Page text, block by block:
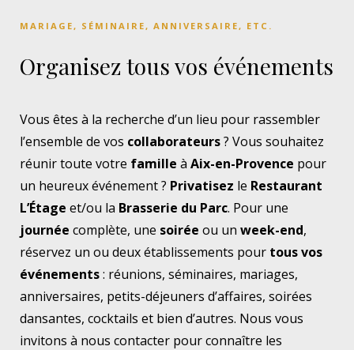
MARIAGE, SÉMINAIRE, ANNIVERSAIRE, ETC.
Organisez tous vos événements
Vous êtes à la recherche d’un lieu pour rassembler
l’ensemble de vos collaborateurs? Vous souhaitez
réunir toute votre famille à Aix-en-Provence pour
un heureux événement ? Privatisez le Restaurant
L’Étage et/ou la Brasserie du Parc. Pour une
journée complète, une soirée ou un week-end,
réservez un ou deux établissements pour tous vos
événements: réunions, séminaires, mariages,
anniversaires, petits-déjeuners d’affaires, soirées
dansantes, cocktails et bien d’autres. Nous vous
invitons à nous contacter pour connaître les